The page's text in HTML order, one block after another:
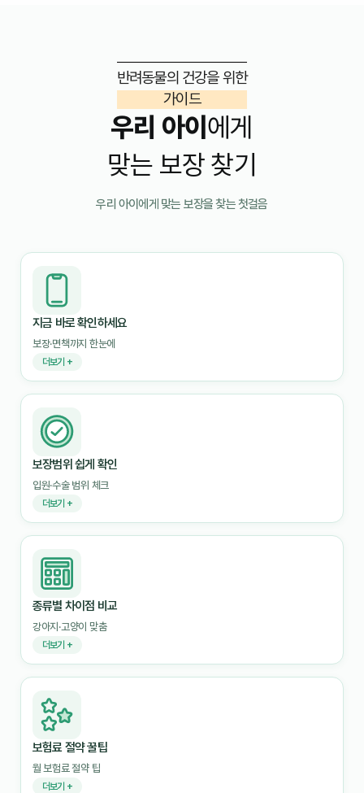
반려동물의 건강을 위한
가이드
우리 아이 에게
맞는 보장 찾기
우리 아이에게 맞는 보장을 찾는 첫걸음
지금 바로 확인하세요
보장·면책까지 한눈에
더보기 +
보장범위 쉽게 확인
입원·수술 범위 체크
더보기 +
종류별 차이점 비교
강아지·고양이 맞춤
더보기 +
보험료 절약 꿀팁
월 보험료 절약 팁
더보기 +